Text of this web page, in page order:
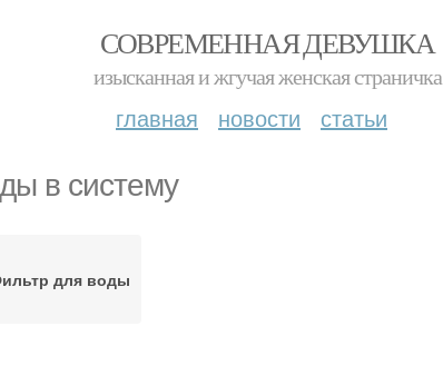
СОВРЕМЕННАЯ ДЕВУШКА
изысканная и жгучая женская страничка
главная новости статьи
в систему
для воды